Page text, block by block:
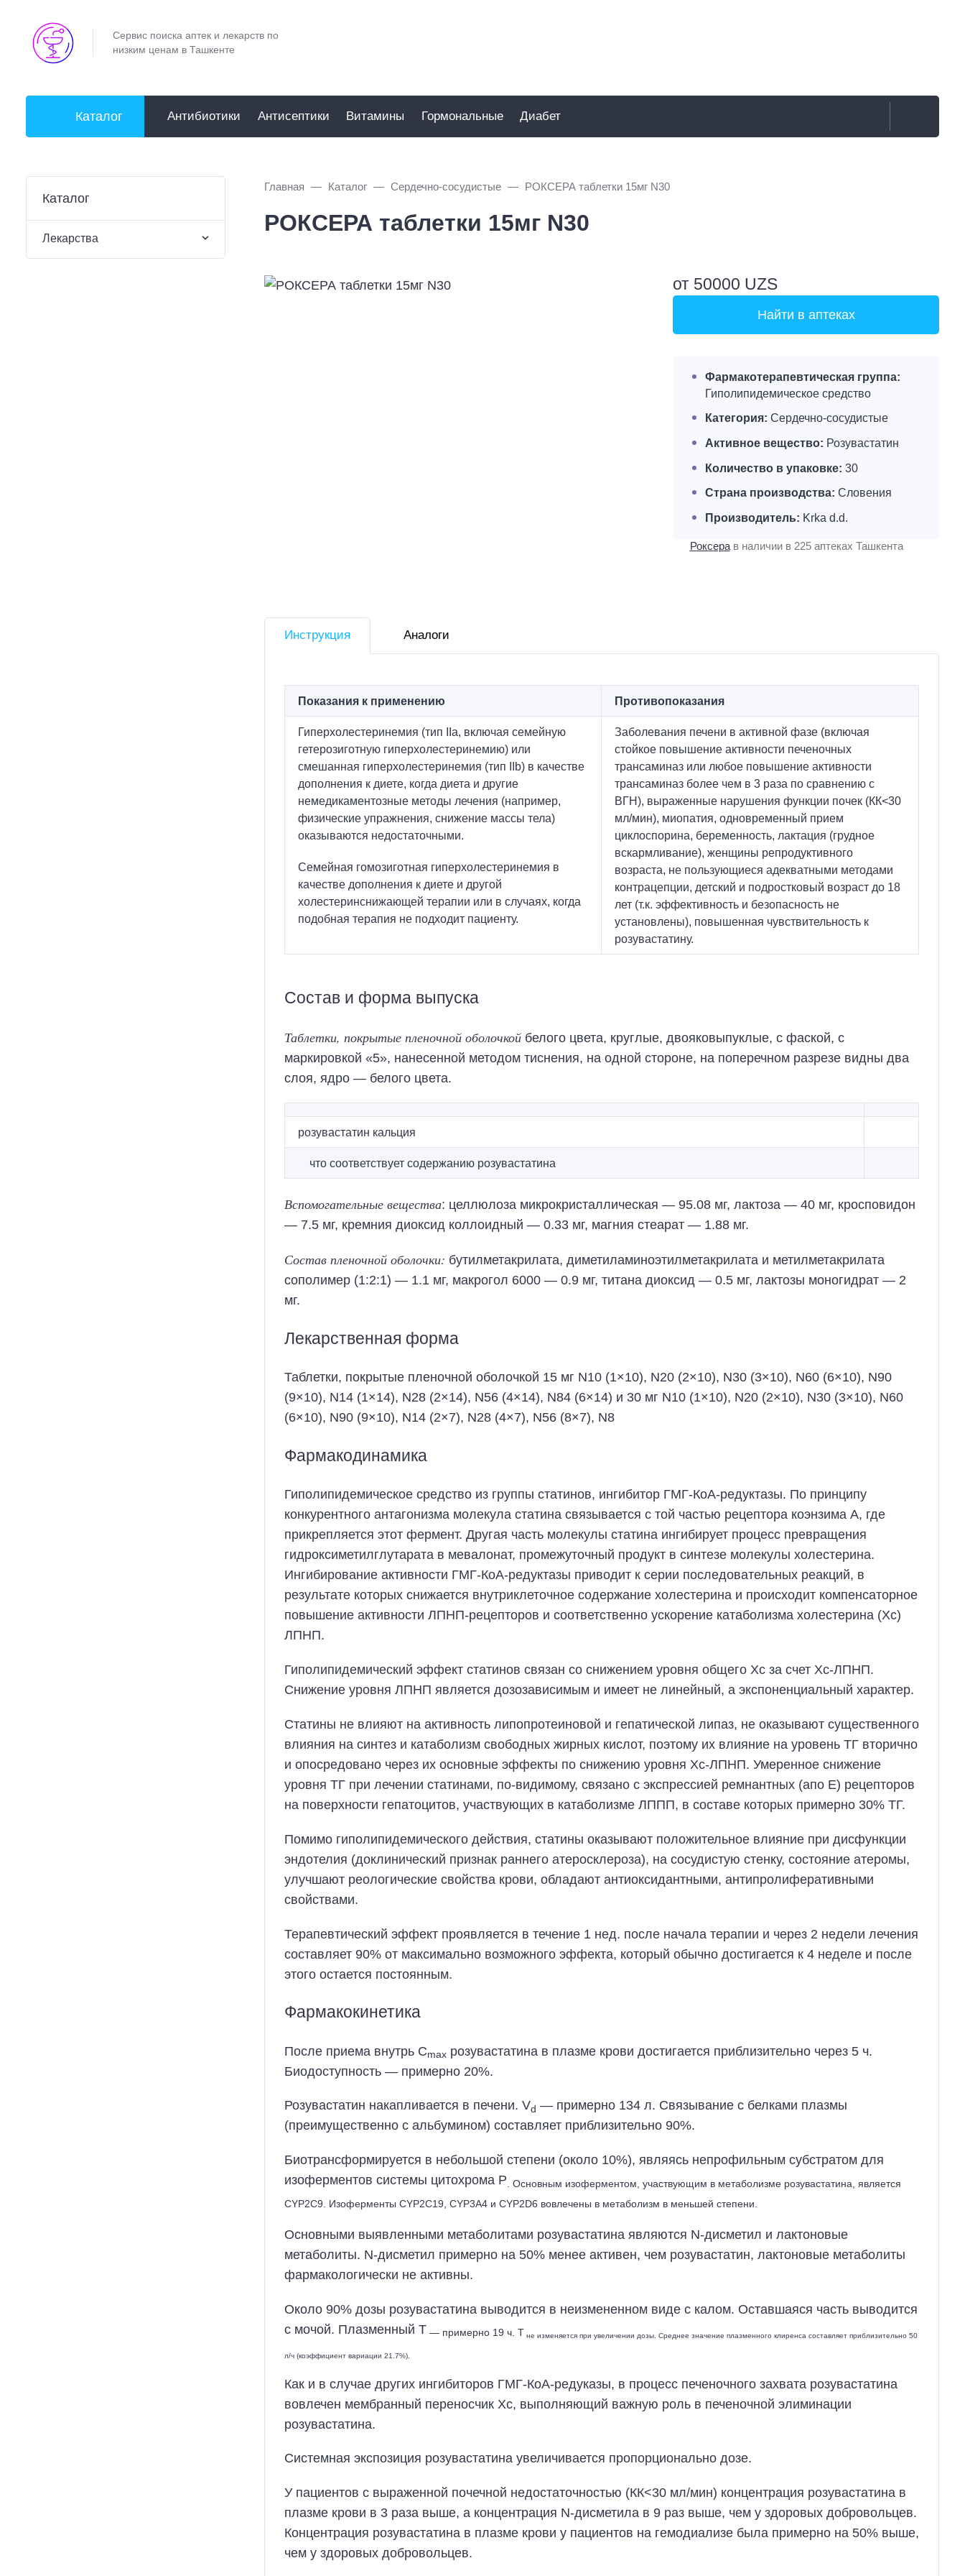
Сервис поиска аптек и лекарств по
низким ценам в Ташкенте
Каталог Антибиотики Антисептики Витамины Гормональные Диабет
Главная Каталог Сердечно-сосудистые РОКСЕРА таблетки 15мг N30
РОКСЕРА таблетки 15мг N30
от 50000 UZS
Найти в аптеках
Фармакотерапевтическая группа:
Гиполипидемическое средство
Категория: Сердечно-сосудистые
Активное вещество: Розувастатин
Количество в упаковке: 30
Страна производства: Словения
Производитель: Krka d.d.
Роксерав наличии в 225 аптеках Ташкента
Инструкция Аналоги
Показания к применению Противопоказания
Гиперхолестеринемия (тип IIa, включая семейную
гетерозиготную гиперхолестеринемию) или
смешанная гиперхолестеринемия (тип IIb) в качестве
дополнения к диете, когда диета и другие
немедикаментозные методы лечения (например,
физические упражнения, снижение массы тела)
оказываются недостаточными.
Семейная гомозиготная гиперхолестеринемия в
качестве дополнения к диете и другой
холестеринснижающей терапии или в случаях, когда
подобная терапия не подходит пациенту.
Заболевания печени в активной фазе (включая
стойкое повышение активности печеночных
трансаминаз или любое повышение активности
трансаминаз более чем в 3 раза по сравнению с
ВГН), выраженные нарушения функции почек (КК<30
мл/мин), миопатия, одновременный прием
циклоспорина, беременность, лактация (грудное
вскармливание), женщины репродуктивного
возраста, не пользующиеся адекватными методами
контрацепции, детский и подростковый возраст до 18
лет (т.к. эффективность и безопасность не
установлены), повышенная чувствительность к
розувастатину.
Состав и форма выпуска
Таблетки, покрытые пленочной оболочкойбелого цвета, круглые, двояковыпуклые, с фаской, с
маркировкой «5», нанесенной методом тиснения, на одной стороне, на поперечном разрезе видны два
слоя, ядро — белого цвета.
розувастатин кальция
что соответствует содержанию розувастатина
Вспомогательные вещества: целлюлоза микрокристаллическая — 95.08 мг, лактоза — 40 мг, кросповидон
— 7.5 мг, кремния диоксид коллоидный — 0.33 мг, магния стеарат — 1.88 мг.
Состав пленочной оболочки: бутилметакрилата, диметиламиноэтилметакрилата и метилметакрилата
сополимер (1:2:1) — 1.1 мг, макрогол 6000 — 0.9 мг, титана диоксид — 0.5 мг, лактозы моногидрат — 2
мг.
Лекарственная форма
Таблетки, покрытые пленочной оболочкой 15 мг N10 (1×10), N20 (2×10), N30 (3×10), N60 (6×10), N90
(9×10), N14 (1×14), N28 (2×14), N56 (4×14), N84 (6×14) и 30 мг N10 (1×10), N20 (2×10), N30 (3×10), N60
(6×10), N90 (9×10), N14 (2×7), N28 (4×7), N56 (8×7), N8
Фармакодинамика
Гиполипидемическое средство из группы статинов, ингибитор ГМГ-КоА-редуктазы. По принципу
конкурентного антагонизма молекула статина связывается с той частью рецептора коэнзима А, где
прикрепляется этот фермент. Другая часть молекулы статина ингибирует процесс превращения
гидроксиметилглутарата в мевалонат, промежуточный продукт в синтезе молекулы холестерина.
Ингибирование активности ГМГ-КоА-редуктазы приводит к серии последовательных реакций, в
результате которых снижается внутриклеточное содержание холестерина и происходит компенсаторное
повышение активности ЛПНП-рецепторов и соответственно ускорение катаболизма холестерина (Xc)
ЛПНП.
Гиполипидемический эффект статинов связан со снижением уровня общего Хс за счет Хс-ЛПНП.
Снижение уровня ЛПНП является дозозависимым и имеет не линейный, а экспоненциальный характер.
Статины не влияют на активность липопротеиновой и гепатической липаз, не оказывают существенного
влияния на синтез и катаболизм свободных жирных кислот, поэтому их влияние на уровень ТГ вторично
и опосредовано через их основные эффекты по снижению уровня Хс-ЛПНП. Умеренное снижение
уровня ТГ при лечении статинами, по-видимому, связано с экспрессией ремнантных (апо Е) рецепторов
на поверхности гепатоцитов, участвующих в катаболизме ЛППП, в составе которых примерно 30% ТГ.
Помимо гиполипидемического действия, статины оказывают положительное влияние при дисфункции
эндотелия (доклинический признак раннего атеросклероза), на сосудистую стенку, состояние атеромы,
улучшают реологические свойства крови, обладают антиоксидантными, антипролиферативными
свойствами.
Терапевтический эффект проявляется в течение 1 нед. после начала терапии и через 2 недели лечения
составляет 90% от максимально возможного эффекта, который обычно достигается к 4 неделе и после
этого остается постоянным.
Фармакокинетика
После приема внутрь Cmaxрозувастатина в плазме крови достигается приблизительно через 5 ч.
Биодоступность — примерно 20%.
Розувастатин накапливается в печени. Vd — примерно 134 л. Связывание с белками плазмы
(преимущественно с альбумином) составляет приблизительно 90%.
Биотрансформируется в небольшой степени (около 10%), являясь непрофильным субстратом для
изоферментов системы цитохрома Р . Основным изоферментом, участвующим в метаболизме розувастатина, является
CYP2C9. Изоферменты CYP2C19, CYP3A4 и CYP2D6 вовлечены в метаболизм в меньшей степени.
Основными выявленными метаболитами розувастатина являются N-дисметил и лактоновые
метаболиты. N-дисметил примерно на 50% менее активен, чем розувастатин, лактоновые метаболиты
фармакологически не активны.
Около 90% дозы розувастатина выводится в неизмененном виде с калом. Оставшаяся часть выводится
с мочой. Плазменный T — примерно 19 ч. T не изменяется при увеличении дозы. Среднее значение плазменного клиренса составляет приблизительно 50
л/ч (коэффициент вариации 21.7%).
Как и в случае других ингибиторов ГМГ-КоА-редуказы, в процесс печеночного захвата розувастатина
вовлечен мембранный переносчик Хс, выполняющий важную роль в печеночной элиминации
розувастатина.
Системная экспозиция розувастатина увеличивается пропорционально дозе.
У пациентов с выраженной почечной недостаточностью (КК<30 мл/мин) концентрация розувастатина в
плазме крови в 3 раза выше, а концентрация N-дисметила в 9 раз выше, чем у здоровых добровольцев.
Концентрация розувастатина в плазме крови у пациентов на гемодиализе была примерно на 50% выше,
чем у здоровых добровольцев.
Каталог
Лекарства